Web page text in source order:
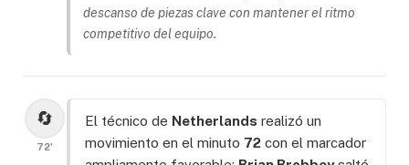
descanso de piezas clave con mantener el ritmo
competitivo del equipo.
🔄
72'
El técnico de Netherlands realizó un
movimiento en el minuto 72 con el marcador